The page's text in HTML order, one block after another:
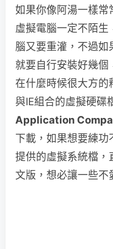
如果你像阿湯一樣常
虛擬電腦一定不陌
腦又要重灌，不過如
就要自行安裝好幾
在什麼時候很大方
與IE組合的虛擬硬碟
Application
下載，如果想要練
提供的虛擬系統檔，
文版，想必讓一些不